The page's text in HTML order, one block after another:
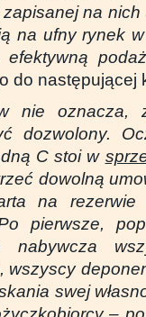
na nich
na ufny rynek
do następującej
nie
dozwolony.
C stoi w
dowolną
na rezerwie
pierwsze,
wszyscy
swej